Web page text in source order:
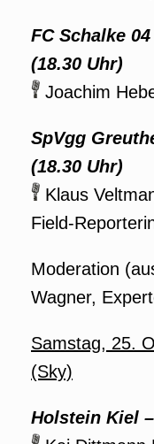
FC Schalke
(18.30 Uhr)
Joachim
SpVgg
(18.30 Uhr)
Klaus
Field-
Moderation
Wagner,
Samstag, 25.
(Sky)
Holstein Kiel